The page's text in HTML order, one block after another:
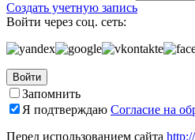
Создать учетную запись
Войти через соц. сеть:
Войти
Запомнить
Я подтверждаю Согласие на
Перед использованием сайта